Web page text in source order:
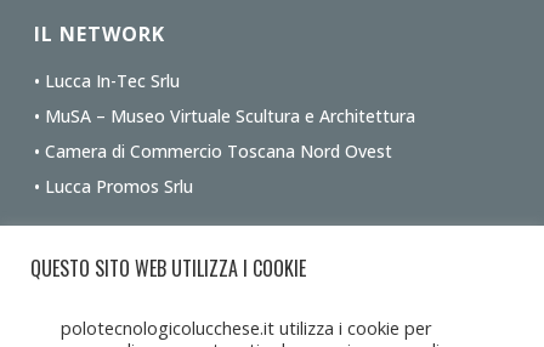
IL NETWORK
• Lucca In-Tec Srlu
• MuSA – Museo Virtuale Scultura e Architettura
• Camera di Commercio Toscana Nord Ovest
• Lucca Promos Srlu
Ottieni le indicazioni stradali dalla tua posizione
QUESTO SITO WEB UTILIZZA I COOKIE
polotecnologicolucchese.it utilizza i cookie per